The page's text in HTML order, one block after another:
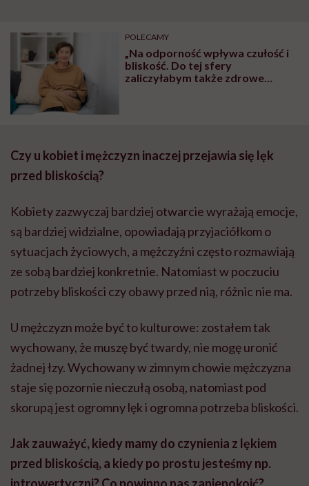
POLECAMY
„Na odporność wpływa czułość i
bliskość. Do tej sfery
zaliczyłabym także zdrowe
Czy u kobiet i mężczyzn inaczej przejawia się lęk
przed bliskością?
Kobiety zazwyczaj bardziej otwarcie wyrażają emocje,
są bardziej widzialne, opowiadają przyjaciółkom o
sytuacjach życiowych, a mężczyźni często rozmawiają
ze sobą bardziej konkretnie. Natomiast w poczuciu
potrzeby bliskości czy obawy przed nią, różnic nie ma.
U mężczyzn może być to kulturowe: zostałem tak
wychowany, że muszę być twardy, nie mogę uronić
żadnej łzy. Wychowany w zimnym chowie mężczyzna
staje się pozornie nieczułą osobą, natomiast pod
skorupą jest ogromny lęk i ogromna potrzeba bliskości.
Jak zauważyć, kiedy mamy do czynienia z lękiem
przed bliskością, a kiedy po prostu jesteśmy np.